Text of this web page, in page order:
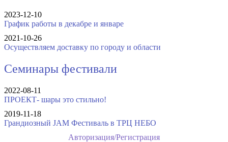
2023-12-10
График работы в декабре и январе
2021-10-26
Осуществляем доставку по городу и области
Семинары фестивали
2022-08-11
ПРОЕКТ- шары это стильно!
2019-11-18
Грандиозный JAM Фестиваль в ТРЦ НЕБО
Авторизация/Регистрация